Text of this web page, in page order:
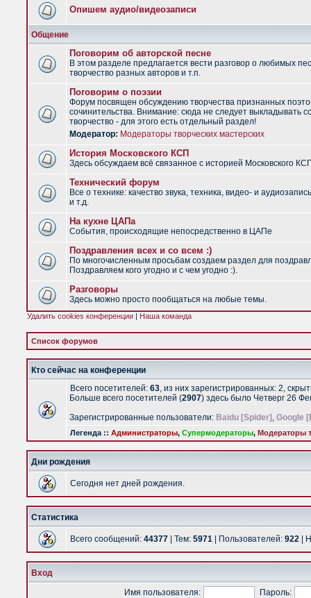
Опишем аудио/видеозаписи
Общение
Поговорим об авторской песне
В этом разделе предлагается вести разговор о любимых
творчество разных авторов и т.п.
Поговорим о поэзии
Форум посвящен обсуждению творчества признанных
сочинительства. Внимание: сюда не следует выкладывать
творчество - для этого есть отдельный раздел!
Модератор: Модераторы творческих мастерских
История Московского КСП
Здесь обсуждаем всё связанное с историей Московского
Технический форум
Все о технике: качество звука, техника, видео- и
и т.д.
На кухне ЦАПа
События, происходящие непосредственно в ЦАПе
Поздравления всех и со всем :)
По многочисленным просьбам создаем раздел для
Поздравляем кого угодно и с чем угодно :).
Разговоры
Здесь можно просто пообщаться на любые темы.
Удалить cookies конференции | Наша команда
Список форумов
Кто сейчас на конференции
Всего посетителей: 63, из них зарегистрированных: 2,
Больше всего посетителей (2907) здесь было Четверг 26
Зарегистрированные пользователи: Baidu [Spider] , Google
Легенда :: Администраторы, Супермодераторы, Модераторы
Дни рождения
Сегодня нет дней рождения.
Статистика
Всего сообщений: 44377 | Тем: 5971 | Пользователей: 922 |
Вход
Имя пользователя:
Пароль: